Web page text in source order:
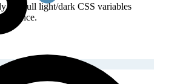
has full light/dark CSS variables